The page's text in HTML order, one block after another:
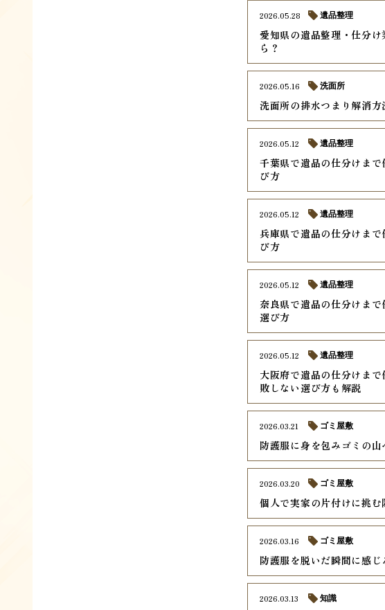
愛知県の遺品整理・仕分
ら？
2026.05.28 遺品整理
洗面所の排水つまり解消
2026.05.16 洗面所
千葉県で遺品の仕分けま
び方
2026.05.12 遺品整理
兵庫県で遺品の仕分けま
び方
2026.05.12 遺品整理
奈良県で遺品の仕分けま
選び方
2026.05.12 遺品整理
大阪府で遺品の仕分けま
敗しない選び方も解説
2026.05.12 遺品整理
防護服に身を包みゴミの
2026.03.21 ゴミ屋敷
個人で実家の片付けに挑
2026.03.20 ゴミ屋敷
防護服を脱いだ瞬間に感
2026.03.16 ゴミ屋敷
2026.03.13 知識